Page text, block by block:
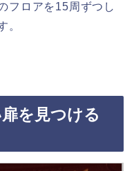
フロアを15周ずつし
。
を見つける